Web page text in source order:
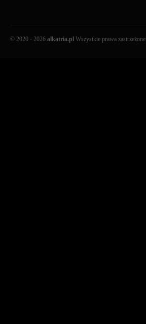
© 2020 - 2026 alkatria.pl Wszystkie prawa zastrzeżone